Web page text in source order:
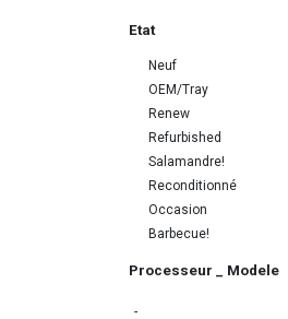
Etat
Neuf
OEM/Tray
Renew
Refurbished
Salamandre!
Reconditionné
Occasion
Barbecue!
Processeur _ Modele